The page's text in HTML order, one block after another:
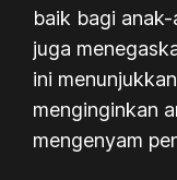
baik bagi
juga
ini
menginginkan
mengenyam